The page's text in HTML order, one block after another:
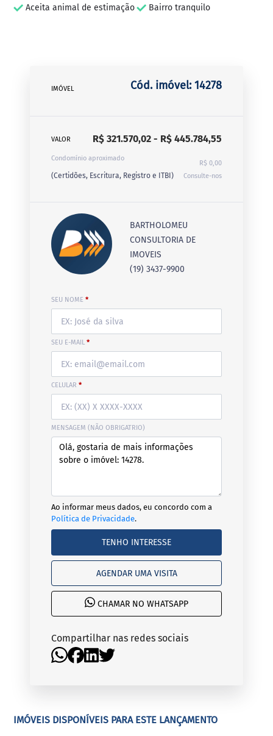
Aceita animal de estimação Bairro tranquilo
IMÓVEL Cód. imóvel: 14278
VALOR R$ 321.570,02 - R$ 445.784,55
Condomínio aproximado
R$ 0,00
(Certidões, Escritura, Registro e ITBI) Consulte-nos
BARTHOLOMEU
CONSULTORIA DE
IMOVEIS
(19) 3437-9900
SEU NOME *
SEU E-MAIL *
CELULAR *
MENSAGEM (NÃO OBRIGATRIO)
Ao informar meus dados, eu concordo com a
Política de Privacidade.
TENHO INTERESSE
AGENDAR UMA VISITA
CHAMAR NO WHATSAPP
Compartilhar nas redes sociais
IMÓVEIS DISPONÍVEIS PARA ESTE LANÇAMENTO